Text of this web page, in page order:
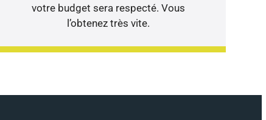
votre budget sera respecté. Vous
l’obtenez très vite.